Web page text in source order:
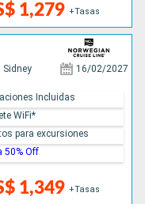
1,279 +Tasas
Sidney 16/02/2027
1,349 +Tasas
Incluidas
WiFi*
para excursiones
50% Off